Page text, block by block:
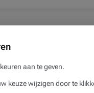
het is de plek
tegen onvoorziene
aan te geven.
keuze wijzigen door te